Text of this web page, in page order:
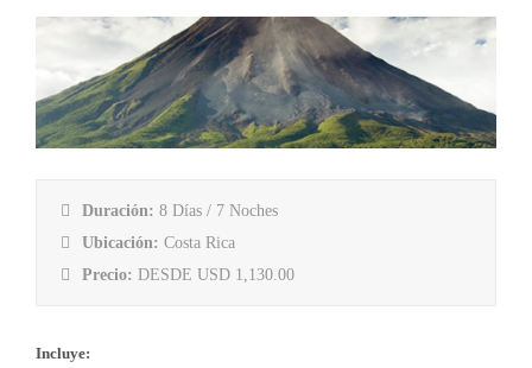
Duración: 8 Días / 7 Noches
Ubicación: Costa Rica
Precio: DESDE USD 1,130.00
Incluye: